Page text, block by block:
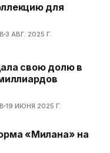
для
3 АВГ. 2025 Г.
свою долю в
19 ИЮНЯ 2025 Г.
«Милана» на